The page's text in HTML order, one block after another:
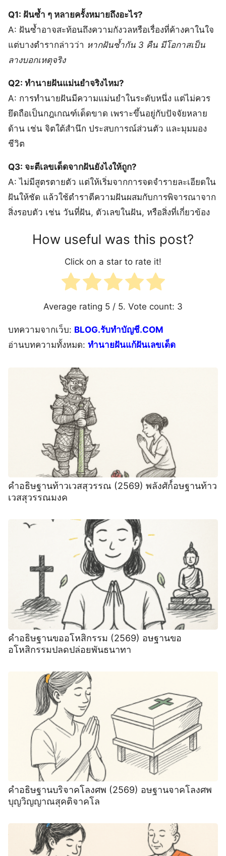
Q1: ฝันซ้ำ ๆ หลายครั้งหมายถึงอะไร?
A: ฝันซ้ำอาจสะท้อนถึงความกังวลหรือเรื่องที่ค้างคาในใจ
แต่บางตำรากล่าวว่า หากฝันซ้ำกัน 3 คืน มีโอกาสเป็น
ลางบอกเหตุจริง
Q2: ทำนายฝันแม่นยำจริงไหม?
A: การทำนายฝันมีความแม่นยำในระดับหนึ่ง แต่ไม่ควร
ยึดถือเป็นกฎเกณฑ์เด็ดขาด เพราะขึ้นอยู่กับปัจจัยหลาย
ด้าน เช่น จิตใต้สำนึก ประสบการณ์ส่วนตัว และมุมมอง
ชีวิต
Q3: จะตีเลขเด็ดจากฝันยังไงให้ถูก?
A: ไม่มีสูตรตายตัว แต่ให้เริ่มจากการจดจำรายละเอียดใน
ฝันให้ชัด แล้วใช้ตำราตีความฝันผสมกับการพิจารณาจาก
สิ่งรอบตัว เช่น วันที่ฝัน, ตัวเลขในฝัน, หรือสิ่งที่เกี่ยวข้อง
How useful was this post?
Click on a star to rate it!
Average rating 5 / 5. Vote count: 3
บทความจากเว็บ: BLOG.รับทำบัญชี.COM
อ่านบทความทั้งหมด: ทํานายฝันแก้ฝันเลขเด็ด
คำอธิษฐานท้าวเวสสุวรรณ (2569) พลังศัก์์อษฐานท้าว
เวสสุวรรณมงค
คำอธิษฐานขออโหสิกรรม (2569) อษฐานขอ
อโหสิกรรมปลดปล่อยพันธนาทา
คำอธิษฐานบริจาคโลงศพ (2569) อษฐานจาคโลงศพ
บุญวิญญาณสุคติจาคโล